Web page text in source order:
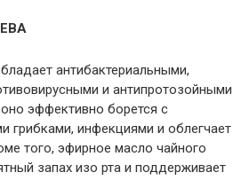
антибактериальными,
и антипротозойными
эффективно борется с
грибками, инфекциями и облегчает
того, эфирное масло чайного
запах изо рта и поддерживает